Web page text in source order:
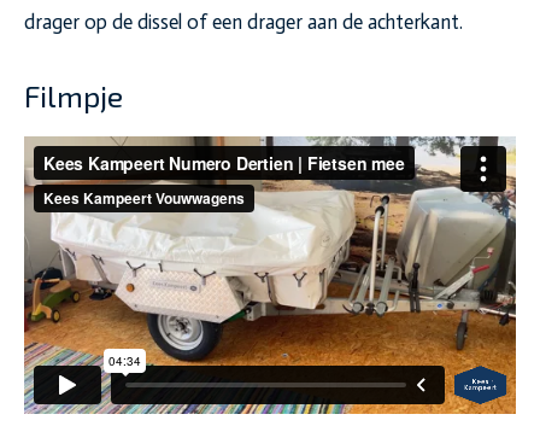
drager op de dissel of een drager aan de achterkant.
Filmpje